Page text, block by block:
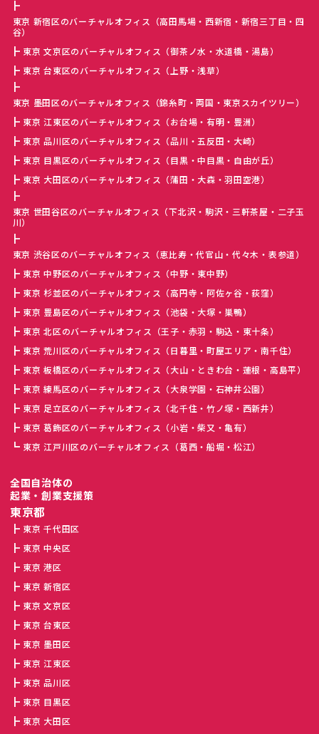
東京 新宿区のバーチャルオフィス（高田馬場・西新宿・新宿三丁目・四
谷）
東京 文京区のバーチャルオフィス（御茶ノ水・水道橋・湯島）
東京 台東区のバーチャルオフィス（上野・浅草）
東京 墨田区のバーチャルオフィス（錦糸町・両国・東京スカイツリー）
東京 江東区のバーチャルオフィス（お台場・有明・豊洲）
東京 品川区のバーチャルオフィス（品川・五反田・大崎）
東京 目黒区のバーチャルオフィス（目黒・中目黒・自由が丘）
東京 大田区のバーチャルオフィス（蒲田・大森・羽田空港）
東京 世田谷区のバーチャルオフィス（下北沢・駒沢・三軒茶屋・二子玉
川）
東京 渋谷区のバーチャルオフィス（恵比寿・代官山・代々木・表参道）
東京 中野区のバーチャルオフィス（中野・東中野）
東京 杉並区のバーチャルオフィス（高円寺・阿佐ヶ谷・荻窪）
東京 豊島区のバーチャルオフィス（池袋・大塚・巣鴨）
東京 北区のバーチャルオフィス（王子・赤羽・駒込・東十条）
東京 荒川区のバーチャルオフィス（日暮里・町屋エリア・南千住）
東京 板橋区のバーチャルオフィス（大山・ときわ台・蓮根・高島平）
東京 練馬区のバーチャルオフィス（大泉学園・石神井公園）
東京 足立区のバーチャルオフィス（北千住・竹ノ塚・西新井）
東京 葛飾区のバーチャルオフィス（小岩・柴又・亀有）
東京 江戸川区のバーチャルオフィス（葛西・船堀・松江）
全国自治体の
起業・創業支援策
東京都
東京 千代田区
東京 中央区
東京 港区
東京 新宿区
東京 文京区
東京 台東区
東京 墨田区
東京 江東区
東京 品川区
東京 目黒区
東京 大田区